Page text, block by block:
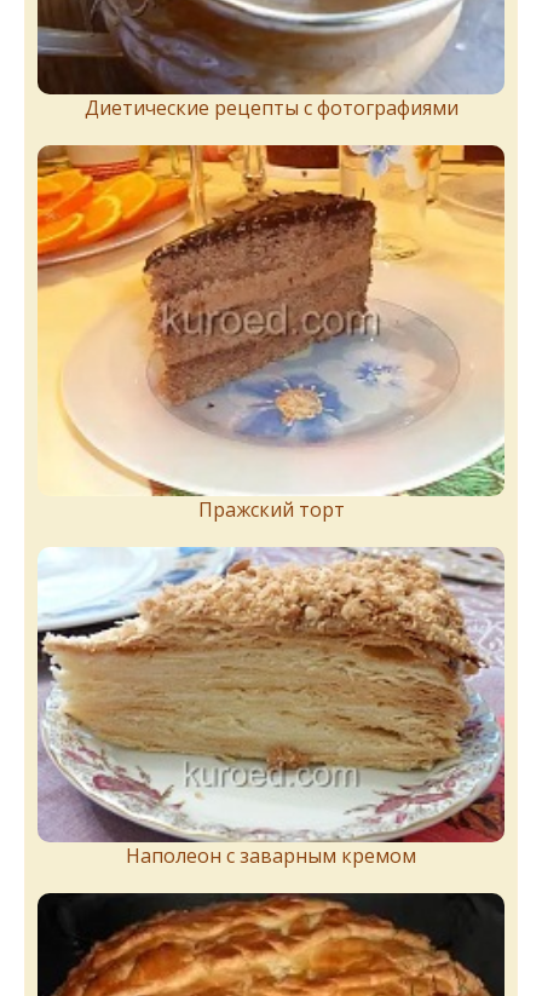
Диетические рецепты с фотографиями
Пражский торт
Наполеон с заварным кремом